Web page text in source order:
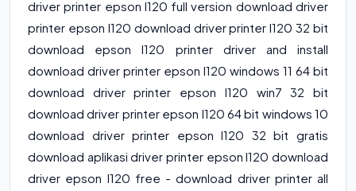
driver printer epson l120 full version download driver
printer epson l120 download driver printer l120 32 bit
download epson l120 printer driver and install
download driver printer epson l120 windows 11 64 bit
download driver printer epson l120 win7 32 bit
download driver printer epson l120 64 bit windows 10
download driver printer epson l120 32 bit gratis
download aplikasi driver printer epson l120 download
driver epson l120 free - download driver printer all